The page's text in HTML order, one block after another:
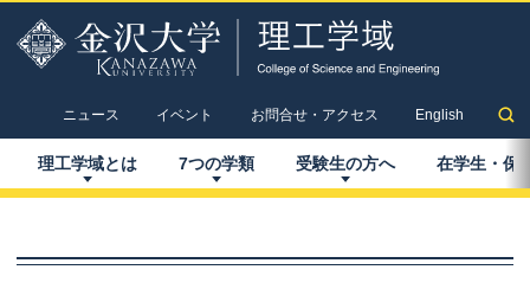
ニュース イベント お問合せ・アクセス English
理工学域とは 7つの学類 受験生の方へ 在学生 ・ 保